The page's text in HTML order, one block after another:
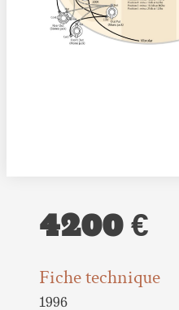
4200 €
Fiche technique
1996